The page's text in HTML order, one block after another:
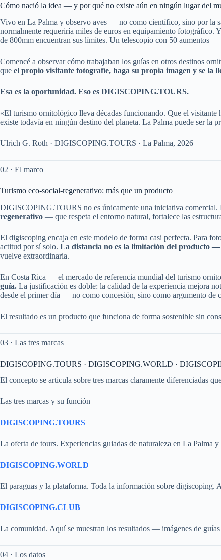
Cómo nació la idea — y por qué no existe aún en ningún lugar del
Vivo en La Palma y observo aves — no como científico, sino por la
normalmente requeriría miles de euros en equipamiento fotográfico.
de 800mm encuentran sus límites. Un telescopio con 50 aumentos
Comencé a observar cómo trabajaban los guías en otros destinos
que el propio visitante fotografíe, haga su propia imagen y se la
Esa es la oportunidad. Eso es DIGISCOPING.TOURS.
«El turismo ornitológico lleva décadas funcionando. Que el
existe todavía en ningún destino del planeta. La Palma puede ser la
Ulrich G. Roth · DIGISCOPING.TOURS · La Palma, 2026
02 · El marco
Turismo eco-social-regenerativo: más que un producto
DIGISCOPING.TOURS no es únicamente una iniciativa
regenerativo — que respeta el entorno natural, fortalece las
El digiscoping encaja en este modelo de forma casi perfecta. Para
actitud por sí solo. La distancia no es la limitación del producto —
vuelve extraordinaria.
En Costa Rica — el mercado de referencia mundial del turismo
guía. La justificación es doble: la calidad de la experiencia mejora
desde el primer día — no como concesión, sino como argumento de
El resultado es un producto que funciona de forma sostenible sin
03 · Las tres marcas
DIGISCOPING.TOURS · DIGISCOPING.WORLD ·
El concepto se articula sobre tres marcas claramente diferenciadas
Las tres marcas y su función
DIGISCOPING.TOURS
La oferta de tours. Experiencias guiadas de naturaleza en La Palma
DIGISCOPING.WORLD
El paraguas y la plataforma. Toda la información sobre digiscoping.
DIGISCOPING.CLUB
La comunidad. Aquí se muestran los resultados — imágenes de
04 · Los datos